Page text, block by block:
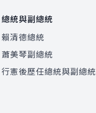
總統與副總統
賴清德總統
蕭美琴副總統
行憲後歷任總統與副總統